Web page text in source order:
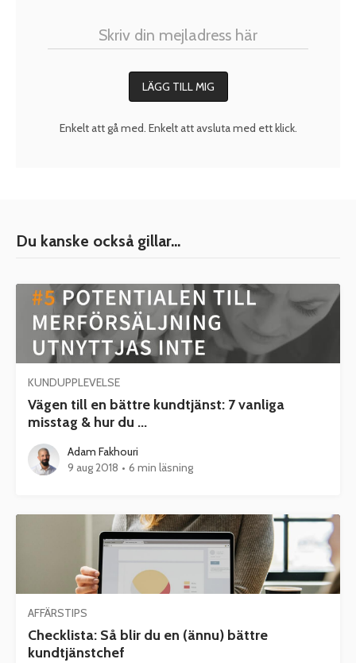
Enkelt att gå med. Enkelt att avsluta med ett klick.
Du kanske också gillar...
KUNDUPPLEVELSE
Vägen till en bättre kundtjänst: 7 vanliga
misstag & hur du ...
Adam Fakhouri
9 aug 2018 • 6 min läsning
AFFÄRSTIPS
Checklista: Så blir du en (ännu) bättre
kundtjänstchef